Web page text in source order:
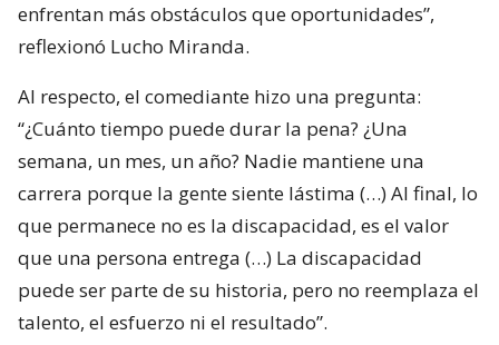
enfrentan más obstáculos que oportunidades”,
reflexionó Lucho Miranda.
Al respecto, el comediante hizo una pregunta:
“¿Cuánto tiempo puede durar la pena? ¿Una
semana, un mes, un año? Nadie mantiene una
carrera porque la gente siente lástima (…) Al final, lo
que permanece no es la discapacidad, es el valor
que una persona entrega (…) La discapacidad
puede ser parte de su historia, pero no reemplaza el
talento, el esfuerzo ni el resultado”.